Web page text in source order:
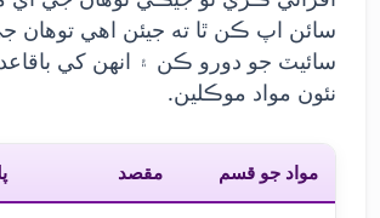
سائن اپ ڪن ٿا ته جيئن اهي توهان
سائيٽ جو دورو ڪن ۽ انهن کي
نئون مواد موڪلين.
مواد جو قسم مقصد